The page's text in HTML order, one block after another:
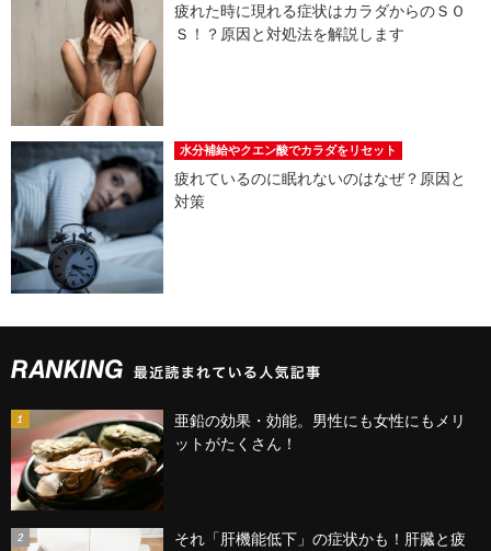
疲れた時に現れる症状はカラダからのＳＯ
Ｓ！？原因と対処法を解説します
水分補給やクエン酸でカラダをリセット
疲れているのに眠れないのはなぜ？原因と
対策
亜鉛の効果・効能。男性にも女性にもメリ
ットがたくさん！
それ「肝機能低下」の症状かも！肝臓と疲